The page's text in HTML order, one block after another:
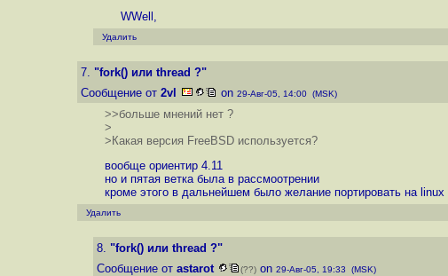
WWell,
Удалить
7. "fork() или thread ?"
Сообщение от 2vl on 29-Авг-05, 14:00 (MSK)
>>больше мнений нет ?
>
>Какая версия FreeBSD используется?
вообще ориентир 4.11
но и пятая ветка была в рассмоотрении
кроме этого в дальнейшем было желание портировать на linux
Удалить
8. "fork() или thread ?"
Сообщение от astarot (??) on 29-Авг-05, 19:33 (MSK)